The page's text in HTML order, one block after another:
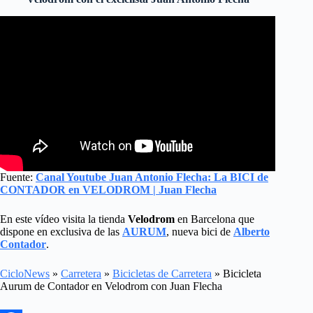
Fuente: Canal Youtube Juan Antonio Flecha: La BICI de
CONTADOR en VELODROM | Juan Flecha
En este vídeo visita la tienda Velodrom en Barcelona que
dispone en exclusiva de las AURUM, nueva bici de Alberto
Contador.
CicloNews » Carretera » Bicicletas de Carretera » Bicicleta
Aurum de Contador en Velodrom con Juan Flecha